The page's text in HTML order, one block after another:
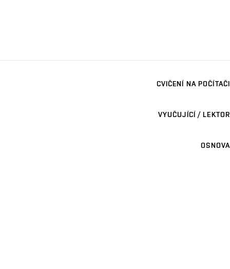
CVIČENÍ NA POČÍTAČI
VYUČUJÍCÍ / LEKTOR
OSNOVA